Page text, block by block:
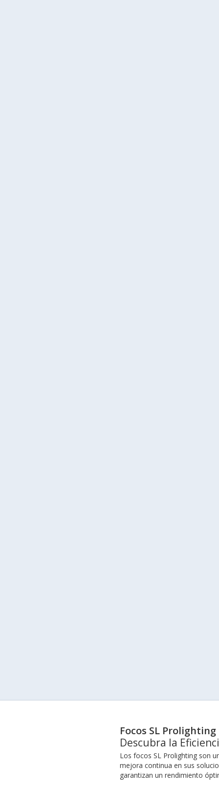
Focos SL Prolighting
Descubra la
Los focos SL Prolighting son
mejora continua en sus
garantizan un rendimiento